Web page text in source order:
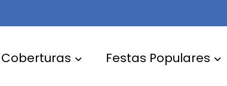
Coberturas Festas Populares